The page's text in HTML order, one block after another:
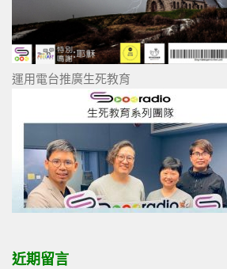
運用電台推廣生死教育
近期留言